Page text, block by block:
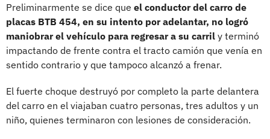
Preliminarmente se dice que el conductor del carro de
placas BTB 454, en su intento por adelantar, no logró
maniobrar el vehículo para regresar a su carril y terminó
impactando de frente contra el tracto camión que venía en
sentido contrario y que tampoco alcanzó a frenar.
El fuerte choque destruyó por completo la parte delantera
del carro en el viajaban cuatro personas, tres adultos y un
niño, quienes terminaron con lesiones de consideración.